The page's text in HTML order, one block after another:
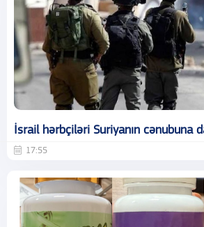
İsrail hərbçiləri Suriyanın cənubuna
17:55